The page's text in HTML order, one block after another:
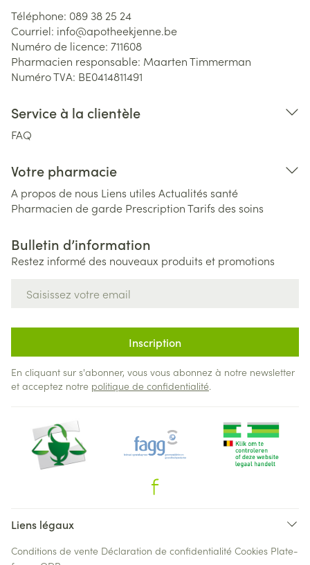
Téléphone: 089 38 25 24
Courriel: info@apotheekjenne.be
Numéro de licence: 711608
Pharmacien responsable: Maarten Timmerman
Numéro TVA: BE0414811491
Service à la clientèle
FAQ
Votre pharmacie
A propos de nous Liens utiles Actualités santé
Pharmacien de garde PrescriptionTarifs des soins
Bulletin d’information
Restez informé des nouveaux produits et promotions
Inscription
En cliquant sur s'abonner, vous vous abonnez à notre newsletter
et acceptez notre politique de confidentialité.
Liens légaux
Conditions de vente Déclaration de confidentialité Cookies Plate-